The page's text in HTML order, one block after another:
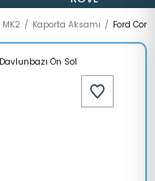
MK2 Kaporta Aksamı Ford